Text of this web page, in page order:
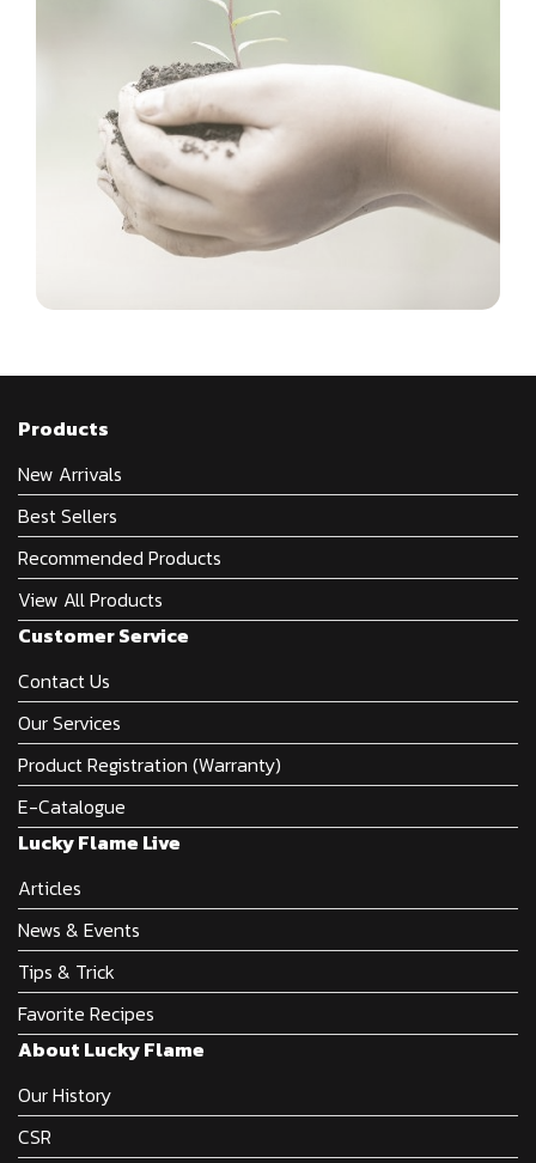
Products
New Arrivals
Best Sellers
Recommended Products
View All Products
Customer Service
Contact Us
Our Services
Product Registration (Warranty)
E-Catalogue
Lucky Flame Live
Articles
News & Events
Tips & Trick
Favorite Recipes
About Lucky Flame
Our History
CSR